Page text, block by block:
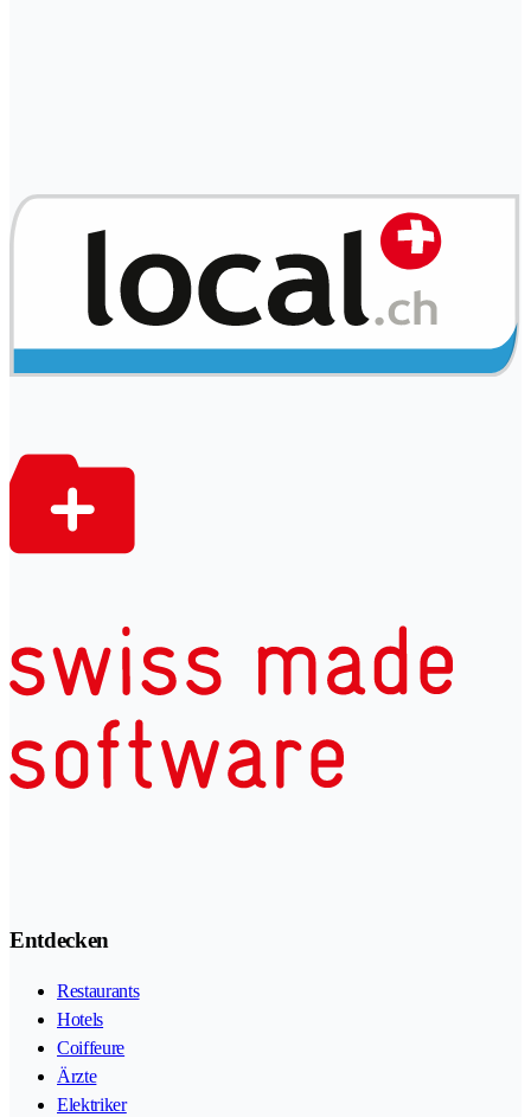
Entdecken
Restaurants
Hotels
Coiffeure
Ärzte
Elektriker